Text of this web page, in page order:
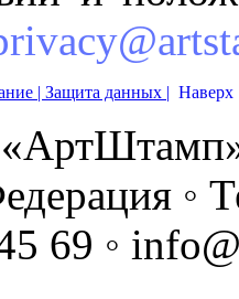
| Защита данных | Наверх
◦
69 ◦